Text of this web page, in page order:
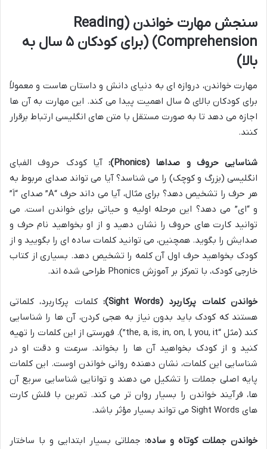
سنجش مهارت خواندن (Reading
Comprehension) (برای کودکان ۵ سال به
بالا)
مهارت خواندن، دروازه ای به دنیای دانش و داستان هاست و معمولاً
برای کودکان بالای ۵ سال اهمیت پیدا می کند. این مهارت به آن ها
اجازه می دهد تا به صورت مستقل با متن های انگلیسی ارتباط برقرار
کنند.
شناسایی حروف و صداها (Phonics):
آیا کودک حروف الفبای
انگلیسی (بزرگ و کوچک) را می شناسد؟ آیا می تواند صدای مربوط به
هر حرف را تشخیص دهد؟ برای مثال، آیا می داند حرف “A” صدای “اَ”
و “ای” می دهد؟ این مرحله اولیه و حیاتی برای خواندن است. می
توانید کارت های حروف را نشان دهید و از او بخواهید نام حرف و
صدایش را بگوید. همچنین، می توانید کلمات ساده ای را بگویید و از
کودک بخواهید حرف اول آن کلمه را تشخیص دهد. بسیاری از کتاب
خارجی کودک، با تمرکز بر آموزش Phonics طراحی شده اند.
خواندن کلمات پرکاربرد (Sight Words):
کلمات پرکاربرد، کلماتی
هستند که کودک باید بدون نیاز به هجی کردن، آن ها را شناسایی
کند (مثل “the, a, is, in, on, I, you, it”). فهرستی از این کلمات را تهیه
کنید و از کودک بخواهید آن ها را بخواند. سرعت و دقت او در
شناسایی این کلمات، نشان دهنده روانی خواندن اوست. این کلمات
پایه اصلی جملات را تشکیل می دهند و توانایی شناسایی سریع آن
ها، فرآیند خواندن را بسیار روان تر می کند. تمرین با فلش کارت
های Sight Words می تواند بسیار مؤثر باشد.
خواندن جملات کوتاه و ساده: جملاتی بسیار ابتدایی و با ساختار